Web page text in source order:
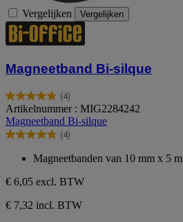
Vergelijken Vergelijken
Magneetband Bi-silque
(4)
4.8
van
de
5
beoordelingen
Artikelnummer : MIG2284242
Magneetband Bi-silque
(4)
4.8
5
sterren.
4
Magneetbanden van 10 mm x 5 m
€ 6,05 excl. BTW
€ 7,32 incl. BTW